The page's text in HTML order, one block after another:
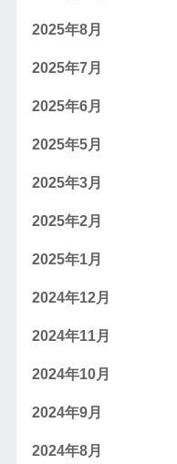
2025年8月
2025年7月
2025年6月
2025年5月
2025年3月
2025年2月
2025年1月
2024年12月
2024年11月
2024年10月
2024年9月
2024年8月